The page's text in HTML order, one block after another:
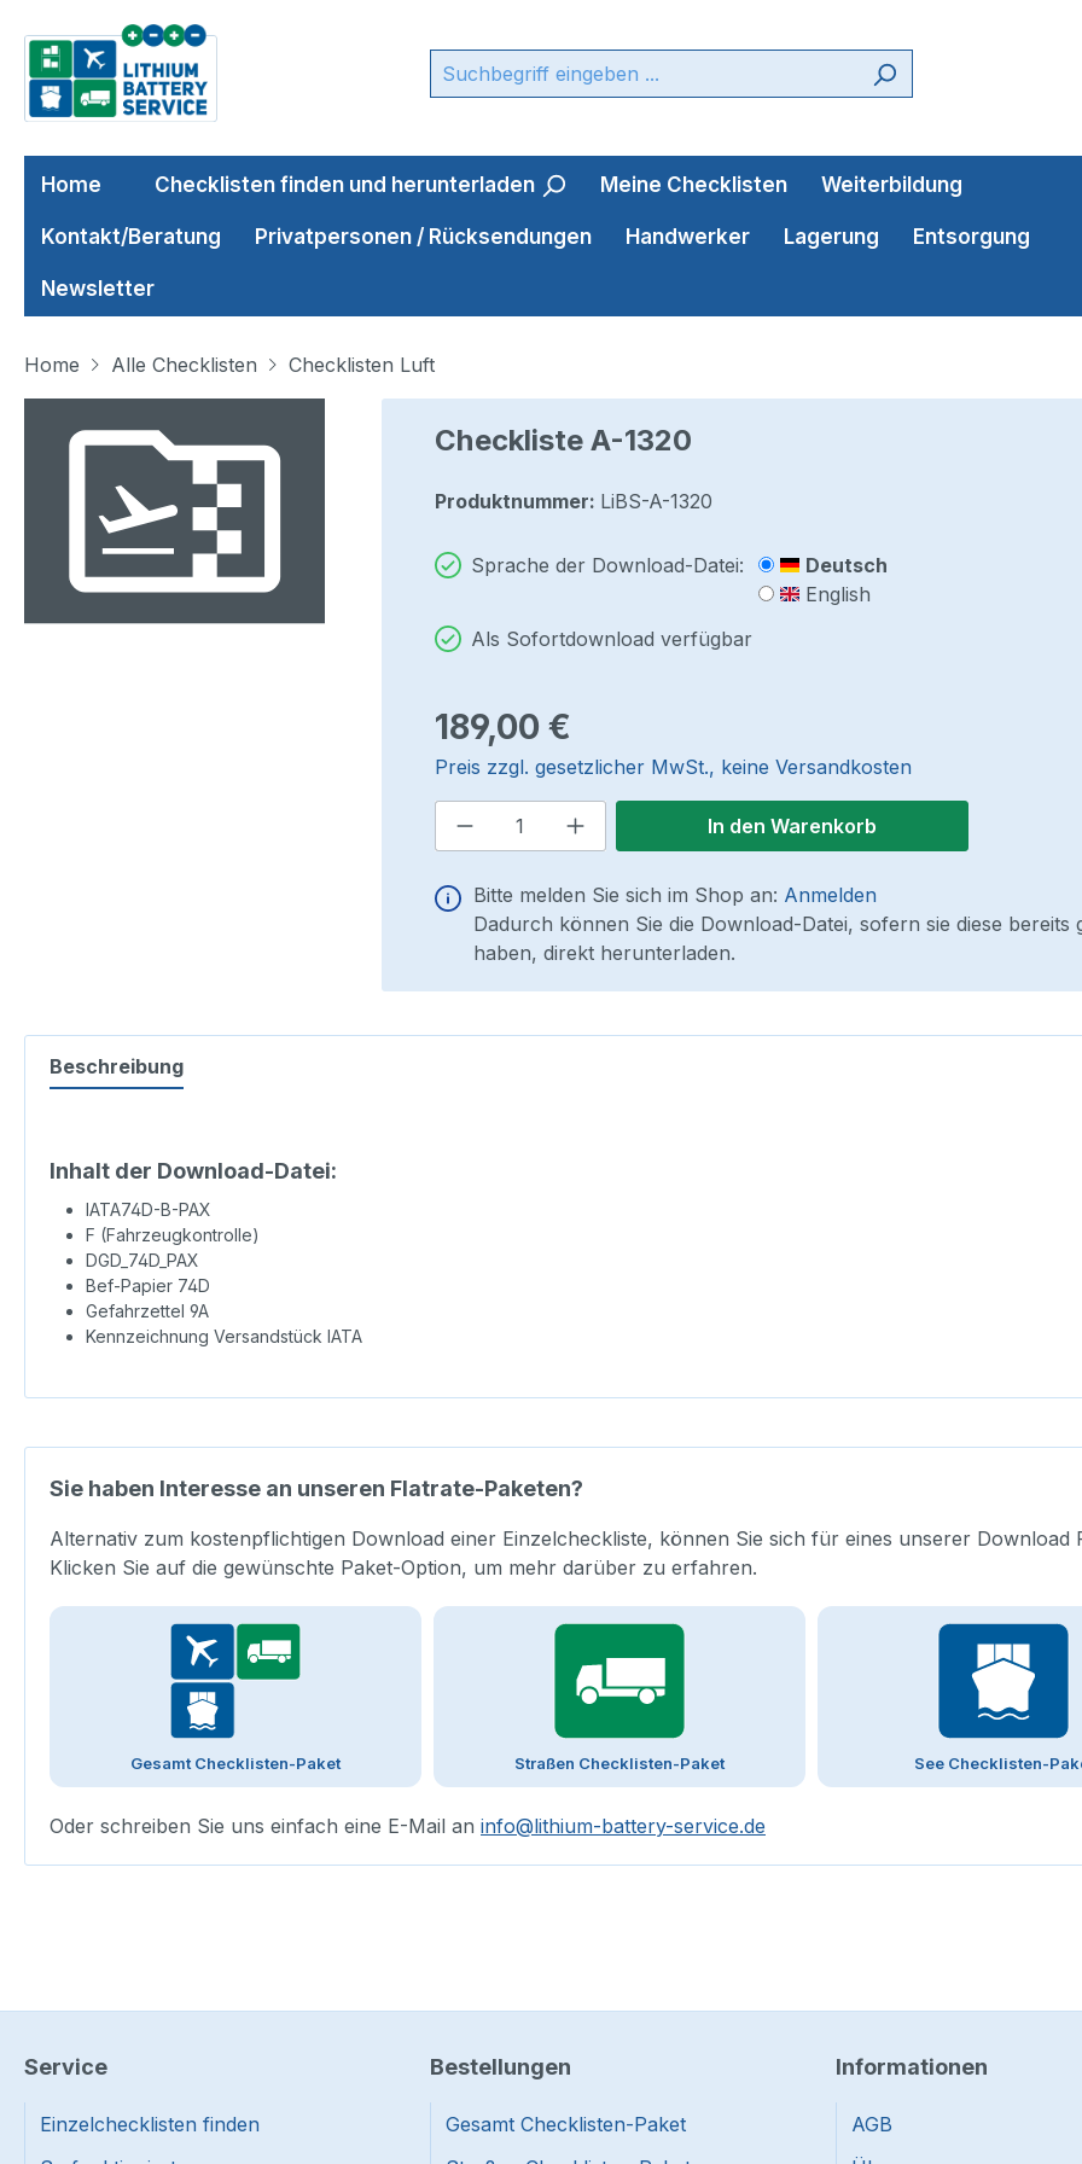
Hauptinhalt springen
Zur Suche springen
Zur Hauptnavigation springen
Home Checklisten finden und herunterladen Meine Checklisten Weiterbildung
Kontakt/Beratung Privatpersonen / Rücksendungen Handwerker Lagerung Entsorgung
Newsletter
Home Alle Checklisten
Checklisten Luft
Checkliste A-1320
Produktnummer: LiBS-A-1320
Sprache der Download-Datei:
Deutsch
English
Als Sofortdownload verfügbar
Regulärer Preis:
189,00 €
Preis zzgl. gesetzlicher MwSt., keine Versandkosten
Produkt Anzahl: Gib den gewünschten Wert
In den Warenkorb
Bitte melden Sie sich im Shop an: Anmelden
Dadurch können Sie die Download-Datei, sofern sie diese bereits
haben, direkt herunterladen.
Beschreibung
Inhalt der Download-Datei:
IATA74D-B-PAX
F (Fahrzeugkontrolle)
DGD_74D_PAX
Bef-Papier 74D
Gefahrzettel 9A
Kennzeichnung Versandstück IATA
Sie haben Interesse an unseren Flatrate-Paketen?
Alternativ zum kostenpflichtigen Download einer Einzelcheckliste, können Sie sich für eines unserer Download
Klicken Sie auf die gewünschte Paket-Option, um mehr darüber zu erfahren.
Gesamt Checklisten-Paket Straßen Checklisten-Paket See Checklisten-
Oder schreiben Sie uns einfach eine E-Mail an info@lithium-battery-service.de
Service
Einzelchecklisten finden
Bestellungen
Gesamt Checklisten-Paket
Informationen
AGB